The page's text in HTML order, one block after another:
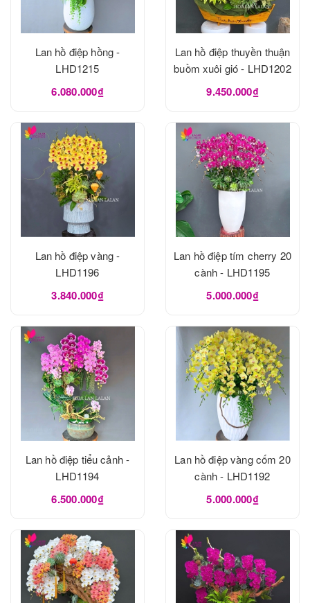
Lan hồ điệp hồng -
LHD1215
6.080.000₫
Lan hồ điệp thuyền thuận
buồm xuôi gió - LHD1202
9.450.000₫
Lan hồ điệp vàng -
LHD1196
3.840.000₫
Lan hồ điệp tím cherry 20
cành - LHD1195
5.000.000₫
Lan hồ điệp tiểu cảnh -
LHD1194
6.500.000₫
Lan hồ điệp vàng cốm 20
cành - LHD1192
5.000.000₫